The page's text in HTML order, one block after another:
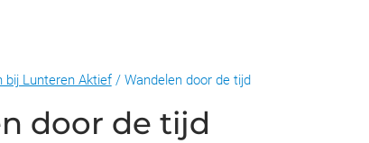
bij Lunteren Aktief / Wandelen door de tijd
door de tijd